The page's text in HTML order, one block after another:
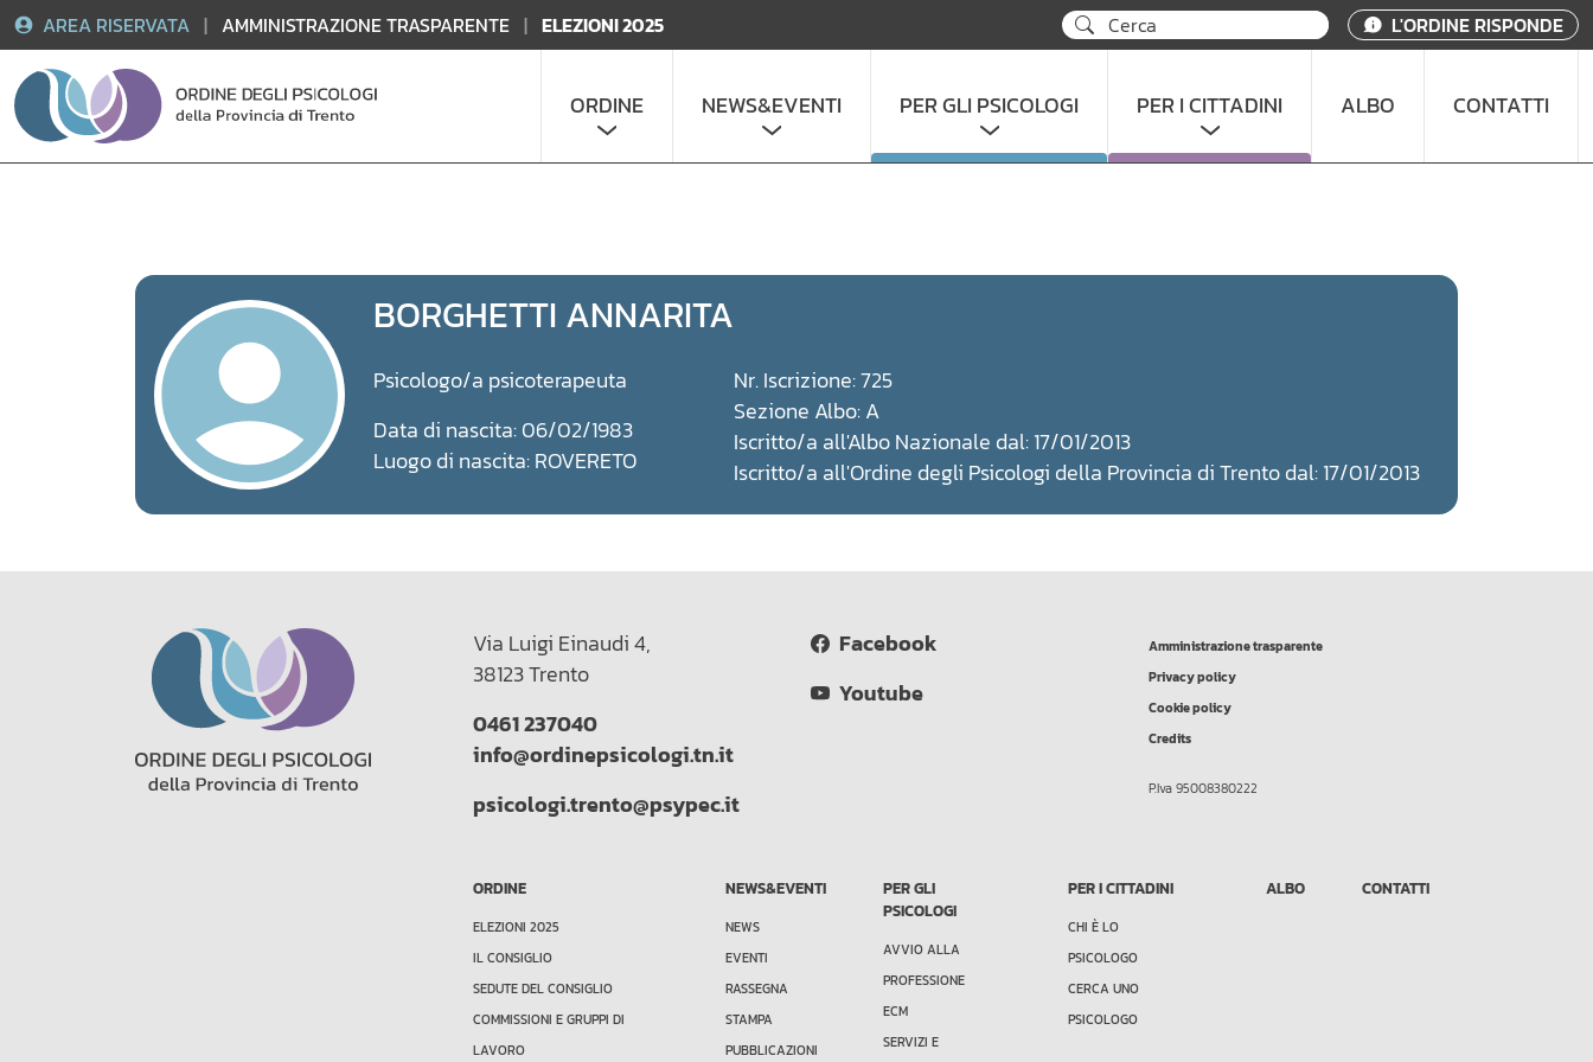
contenuto
AREA RISERVATA | AMMINISTRAZIONE TRASPARENTE | ELEZIONI 2025 L'ORDINE RISPONDE
ORDINE NEWS&EVENTI PER GLI PSICOLOGI PER I CITTADINI ALBO CONTATTI
BORGHETTI ANNARITA
Psicologo/a psicoterapeuta
Data di nascita: 06/02/1983
Luogo di nascita: ROVERETO
Nr. Iscrizione: 725
Sezione Albo: A
Iscritto/a all'Albo Nazionale dal: 17/01/2013
Iscritto/a all'Ordine degli Psicologi della Provincia di Trento dal: 17/01/2013
Via Luigi Einaudi 4,
38123 Trento
0461 237040
info@ordinepsicologi.tn.it
psicologi.trento@psypec.it
Facebook
Youtube
Amministrazione trasparente
Privacy policy
Cookie policy
Credits
P.Iva 95008380222
ORDINE
ELEZIONI 2025
IL CONSIGLIO
SEDUTE DEL CONSIGLIO
COMMISSIONI E GRUPPI DI
LAVORO
NEWS&EVENTI
NEWS
EVENTI
RASSEGNA
STAMPA
PUBBLICAZIONI
PER GLI
PSICOLOGI
AVVIO ALLA
PROFESSIONE
ECM
SERVIZI E
PER I CITTADINI
CHI È LO
PSICOLOGO
CERCA UNO
PSICOLOGO
ALBO CONTATTI